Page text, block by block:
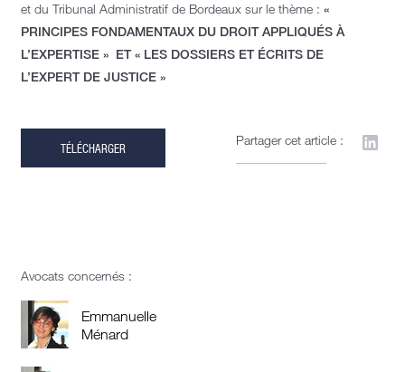
et du Tribunal Administratif de Bordeaux sur le thème : «
PRINCIPES FONDAMENTAUX DU DROIT APPLIQUÉS À
L’EXPERTISE » ET « LES DOSSIERS ET ÉCRITS DE
L’EXPERT DE JUSTICE »
TÉLÉCHARGER
Partager cet article :
Avocats concernés :
Emmanuelle
Ménard